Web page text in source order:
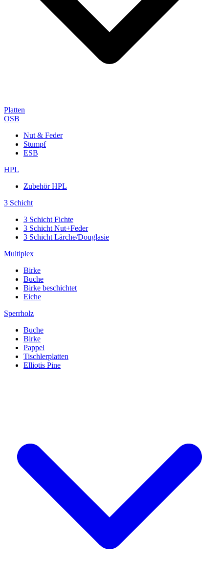
Platten
OSB
Nut & Feder
Stumpf
ESB
HPL
Zubehör HPL
3 Schicht
3 Schicht Fichte
3 Schicht Nut+Feder
3 Schicht Lärche/Douglasie
Multiplex
Birke
Buche
Birke beschichtet
Eiche
Sperrholz
Buche
Birke
Pappel
Tischlerplatten
Elliotis Pine